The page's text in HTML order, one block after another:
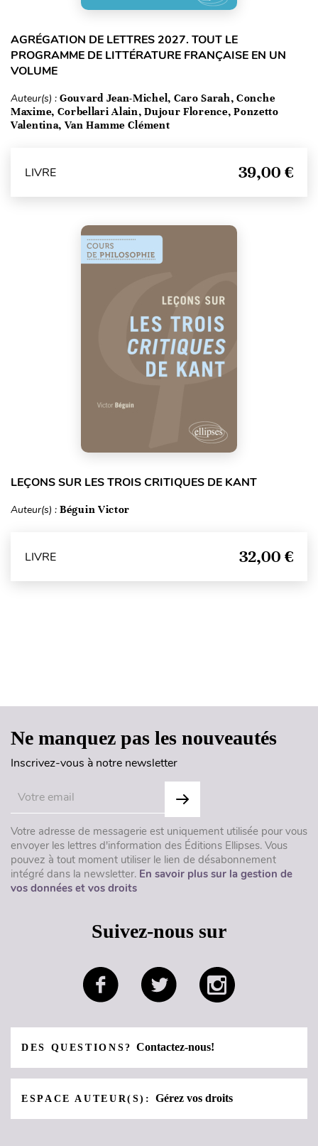
AGRÉGATION DE LETTRES 2027. TOUT LE
PROGRAMME DE LITTÉRATURE FRANÇAISE EN UN
VOLUME
Auteur(s) : Gouvard Jean-Michel, Caro Sarah, Conche
Maxime, Corbellari Alain, Dujour Florence, Ponzetto
Valentina, Van Hamme Clément
LIVRE 39,00 €
LEÇONS SUR LES TROIS CRITIQUES DE KANT
Auteur(s) : Béguin Victor
LIVRE 32,00 €
Ne manquez pas les nouveautés
Inscrivez-vous à notre newsletter
Votre adresse de messagerie est uniquement utilisée pour vous
envoyer les lettres d'information des Éditions Ellipses. Vous
pouvez à tout moment utiliser le lien de désabonnement
intégré dans la newsletter. En savoir plus sur la gestion de
vos données et vos droits
Suivez-nous sur
DES QUESTIONS?Contactez-nous!
ESPACE AUTEUR(S):Gérez vos droits